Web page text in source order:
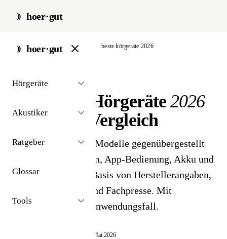
hoer·gut
hoer·gut
Hörgeräte
Akustiker
Ratgeber
Glossar
Tools
start / hörgeräte / vergleich beste hörgeräte 2026
// marktübersicht 2026
Die besten Hörgeräte2026
im großen Vergleich
9 aktuelle Premium-Modelle gegenübergestellt
nach Sprachverstehen, App-Bedienung, Akku und
Tragekomfort - auf Basis von Herstellerangaben,
technischen Daten und Fachpresse. Mit
Empfehlungen pro Anwendungsfall.
📅 Stand: Mai 2026